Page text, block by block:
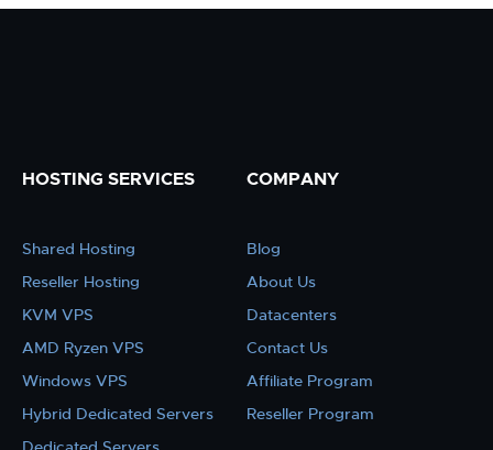
HOSTING SERVICES
Shared Hosting
Reseller Hosting
KVM VPS
AMD Ryzen VPS
Windows VPS
Hybrid Dedicated Servers
COMPANY
Blog
About Us
Datacenters
Contact Us
Affiliate Program
Reseller Program